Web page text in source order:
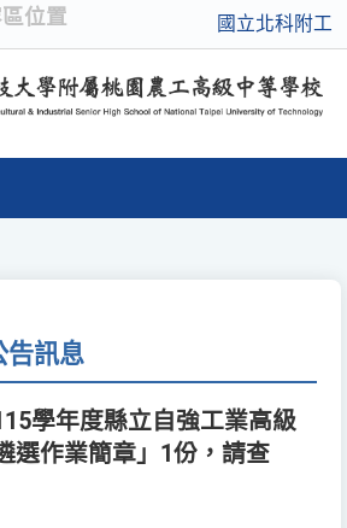
位置 國立北科附工
告訊息
學年度縣立自強工業高級
選作業簡章」1份，請查